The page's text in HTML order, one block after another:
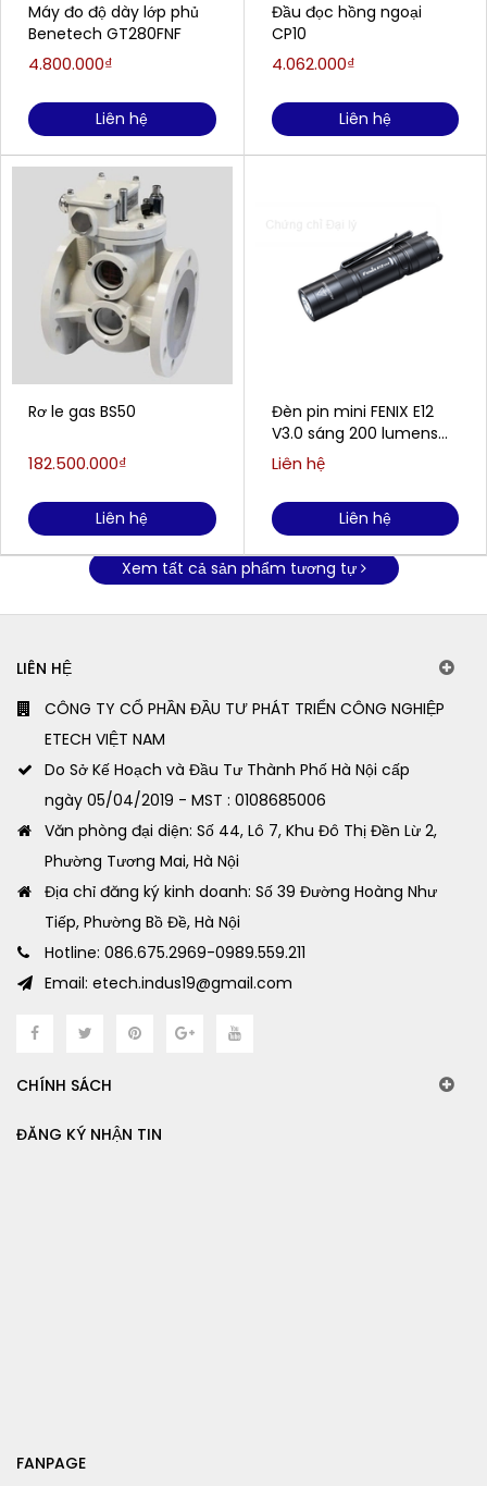
Máy đo độ dày lớp phủ
Benetech GT280FNF
4.800.000₫
Liên hệ
Rơ le gas BS50
182.500.000₫
Liên hệ
Đầu đọc hồng ngoại
CP10
4.062.000₫
Liên hệ
Đèn pin mini FENIX E12
V3.0 sáng 200 lumens
chiếu xa 78m
Liên hệ
Liên hệ
Xem tất cả sản phẩm tương tự
LIÊN HỆ
CÔNG TY CỔ PHẦN ĐẦU TƯ PHÁT TRIỂN CÔNG NGHIỆP
ETECH VIỆT NAM
Do Sở Kế Hoạch và Đầu Tư Thành Phố Hà Nội cấp
ngày 05/04/2019 - MST : 0108685006
Văn phòng đại diện: Số 44, Lô 7, Khu Đô Thị Đền Lừ 2,
Phường Tương Mai, Hà Nội
Địa chỉ đăng ký kinh doanh: Số 39 Đường Hoàng Như
Tiếp, Phường Bồ Đề, Hà Nội
Hotline: 086.675.2969-0989.559.211
Email: etech.indus19@gmail.com
CHÍNH SÁCH
ĐĂNG KÝ NHẬN TIN
FANPAGE